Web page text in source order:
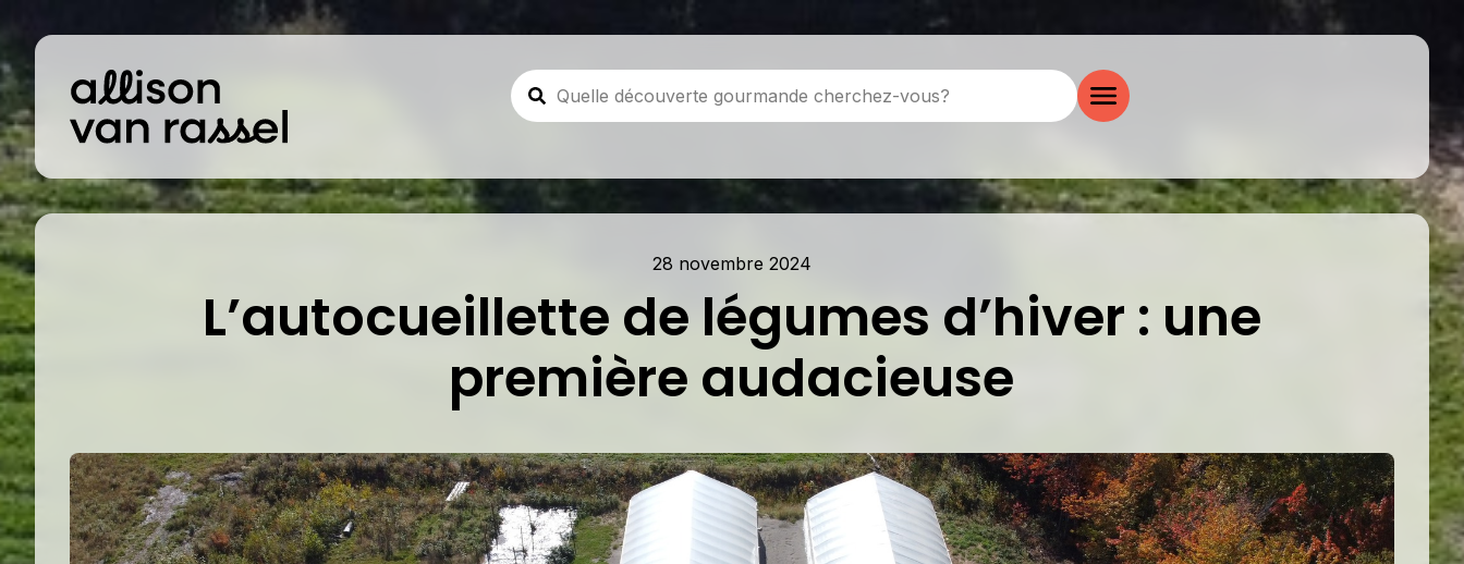
28 novembre 2024
L’autocueillette de légumes d’hiver : une
première audacieuse